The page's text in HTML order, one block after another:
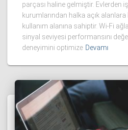
parçası haline gelmiştir. Evlerden
kurumlarından halka açık
kullanım alanına sahiptir. Wi-Fi
sinyal seviyesi performansını
deneyimini optimize Devamı